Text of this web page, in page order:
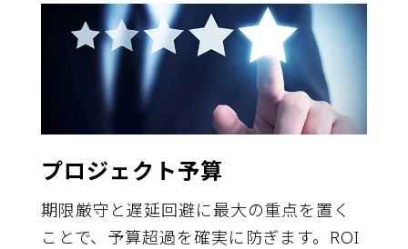
プロジェクト予算
期限厳守と遅延回避に最大の重点を置く
ことで、予算超過を確実に防ぎます。ROI